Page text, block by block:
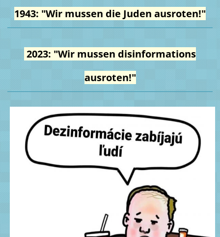
1943: "Wir mussen die Juden ausroten!"
2023: "Wir mussen disinformations
ausroten!"